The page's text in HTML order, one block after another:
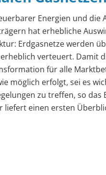
Energien und die
hat erhebliche
Erdgasnetze werden
verteuert. Damit
für alle
möglich erfolgt, sei es
zu treffen, so das
liefert einen ersten